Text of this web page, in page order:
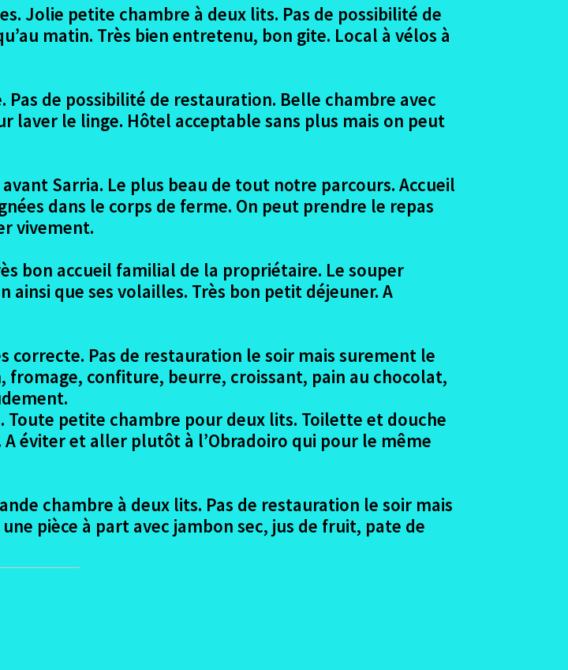
Jolie petite chambre à deux lits. Pas de possibilité de
matin. Très bien entretenu, bon gite. Local à vélos à
Pas de possibilité de restauration. Belle chambre avec
laver le linge. Hôtel acceptable sans plus mais on peut
Sarria. Le plus beau de tout notre parcours. Accueil
dans le corps de ferme. On peut prendre le repas
vivement.
bon accueil familial de la propriétaire. Le souper
que ses volailles. Très bon petit déjeuner. A
correcte. Pas de restauration le soir mais surement le
confiture, beurre, croissant, pain au chocolat,
Toute petite chambre pour deux lits. Toilette et douche
éviter et aller plutôt à l’Obradoiro qui pour le même
chambre à deux lits. Pas de restauration le soir mais
pièce à part avec jambon sec, jus de fruit, pate de